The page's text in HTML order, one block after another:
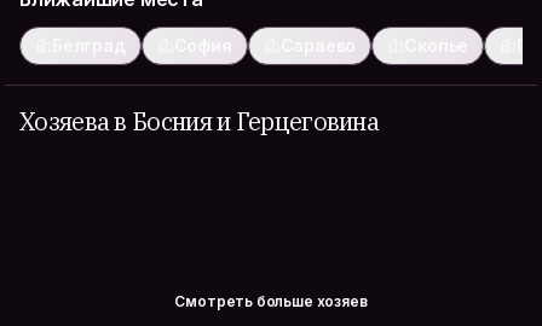
Белград София Сараево Скопье
Хозяева в Босния и Герцеговина
Смотреть больше хозяев